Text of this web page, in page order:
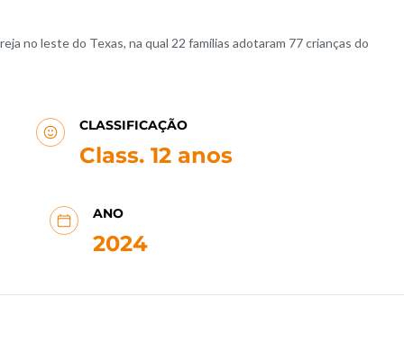
no leste do Texas, na qual 22 famílias adotaram 77 crianças do
CLASSIFICAÇÃO
Class. 12 anos
ANO
2024